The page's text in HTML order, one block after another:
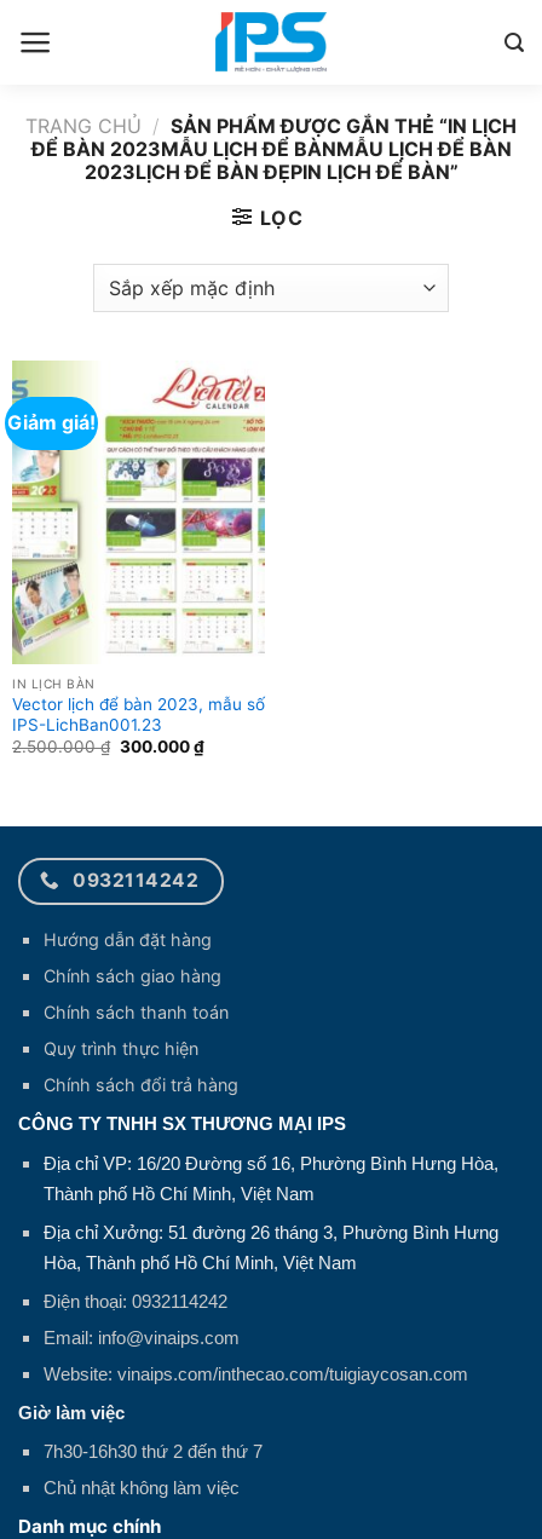
qua
TRANG CHỦ / SẢN PHẨM ĐƯỢC GẮN THẺ “IN LỊCH
ĐỂ BÀN 2023MẪU LỊCH ĐỂ BÀNMẪU LỊCH ĐỂ BÀN
2023LỊCH ĐỂ BÀN ĐẸPIN LỊCH ĐỂ BÀN”
LỌC
Giảm giá!
IN LỊCH BÀN
Vector lịch để bàn 2023, mẫu số
IPS-LichBan001.23
2.500.000₫ Giá
300.000₫Giá
0932114242
Hướng dẫn đặt hàng
Chính sách giao hàng
Chính sách thanh toán
Quy trình thực hiện
Chính sách đổi trả hàng
CÔNG TY TNHH SX THƯƠNG MẠI IPS
Địa chỉ VP: 16/20 Đường số 16, Phường Bình Hưng Hòa,
Thành phố Hồ Chí Minh, Việt Nam
Địa chỉ Xưởng: 51 đường 26 tháng 3, Phường Bình Hưng
Hòa, Thành phố Hồ Chí Minh, Việt Nam
Điện thoại: 0932114242
Email: info@vinaips.com
Website: vinaips.com/inthecao.com/tuigiaycosan.com
Giờ làm việc
7h30-16h30 thứ 2 đến thứ 7
Chủ nhật không làm việc
Danh mục chính